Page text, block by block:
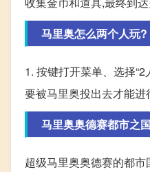
马里奥怎么两个人玩?
1. 按键打开菜单、选择
要被马里奥投出去才能进
马里奥奥德赛都市之
超级马里奥奥德赛的都